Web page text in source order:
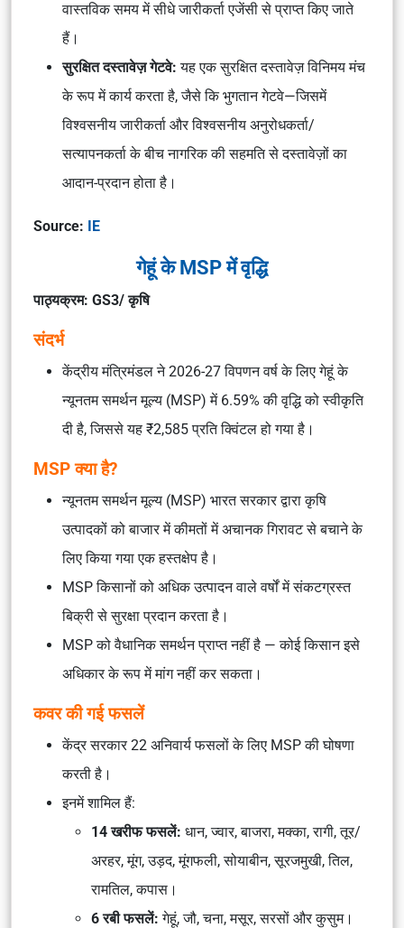
वास्तविक समय में सीधे जारीकर्ता एजेंसी से प्राप्त किए जाते
हैं।
सुरक्षित दस्तावेज़ गेटवे: यह एक सुरक्षित दस्तावेज़ विनिमय मंच
के रूप में कार्य करता है, जैसे कि भुगतान गेटवे—जिसमें
विश्वसनीय जारीकर्ता और विश्वसनीय अनुरोधकर्ता/
सत्यापनकर्ता के बीच नागरिक की सहमति से दस्तावेज़ों का
आदान-प्रदान होता है।
Source: IE
गेहूं के MSP में वृद्धि
पाठ्यक्रम: GS3/कृषि
संदर्भ
केंद्रीय मंत्रिमंडल ने 2026-27 विपणन वर्ष के लिए गेहूं के
न्यूनतम समर्थन मूल्य (MSP) में 6.59% की वृद्धि को स्वीकृति
दी है, जिससे यह ₹2,585 प्रति क्विंटल हो गया है।
MSP क्या है?
न्यूनतम समर्थन मूल्य (MSP) भारत सरकार द्वारा कृषि
उत्पादकों को बाजार में कीमतों में अचानक गिरावट से बचाने के
लिए किया गया एक हस्तक्षेप है।
MSP किसानों को अधिक उत्पादन वाले वर्षों में संकटग्रस्त
बिक्री से सुरक्षा प्रदान करता है।
MSP को वैधानिक समर्थन प्राप्त नहीं है — कोई किसान इसे
अधिकार के रूप में मांग नहीं कर सकता।
कवर की गई फसलें
केंद्र सरकार 22 अनिवार्य फसलों के लिए MSP की घोषणा
करती है।
इनमें शामिल हैं:
14 खरीफ फसलें: धान, ज्वार, बाजरा, मक्का, रागी, तूर/
अरहर, मूंग, उड़द, मूंगफली, सोयाबीन, सूरजमुखी, तिल,
रामतिल, कपास।
6 रबी फसलें:गेहूं, जौ, चना, मसूर, सरसों और कुसुम।